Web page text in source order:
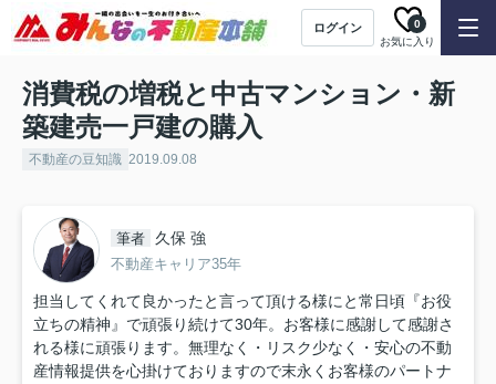
ログイン
お気に入り
0
消費税の増税と中古マンション・新
築建売一戸建の購入
不動産の豆知識 2019.09.08
筆者 久保 強
不動産キャリア35年
担当してくれて良かったと言って頂ける様にと常日頃『お役
立ちの精神』で頑張り続けて30年。お客様に感謝して感謝さ
れる様に頑張ります。無理なく・リスク少なく・安心の不動
産情報提供を心掛けておりますので末永くお客様のパートナ